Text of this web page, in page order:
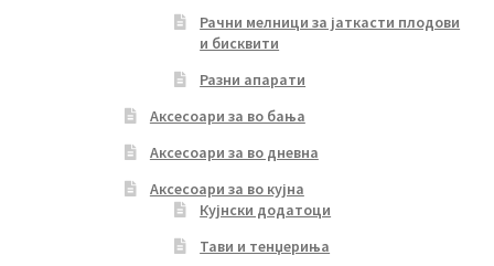
Рачни мелници за јаткасти плодови
и бисквити
Разни апарати
Аксесоари за во бања
Аксесоари за во дневна
Аксесоари за во кујна
Кујнски додатоци
Тави и тенџериња